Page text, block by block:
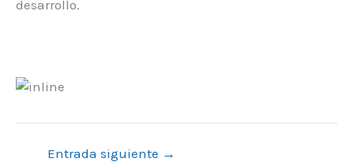
desarrollo.
Entrada siguiente →